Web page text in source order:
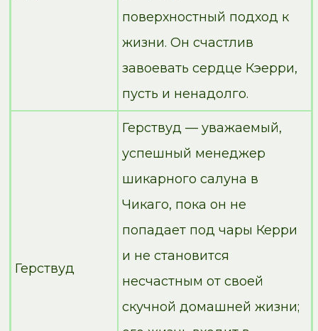
поверхностный подход к
жизни. Он счастлив
завоевать сердце Кэерри,
пусть и ненадолго.
Герствуд
Герствуд — уважаемый,
успешный менеджер
шикарного салуна в
Чикаго, пока он не
попадает под чары Керри
и не становится
несчастным от своей
скучной домашней жизни;